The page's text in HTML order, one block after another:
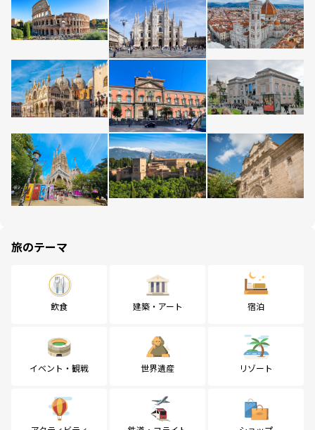
旅のテーマ
飲食 建築・アート 宿泊
イベント・観戦 世界遺産 リゾート